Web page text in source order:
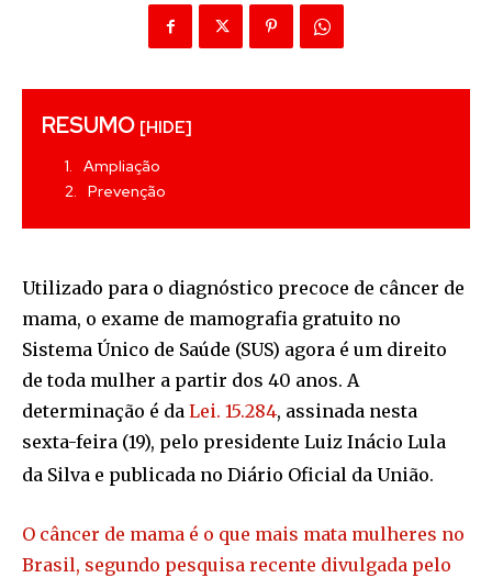
RESUMO [HIDE]
Ampliação
Prevenção
Utilizado para o diagnóstico precoce de câncer de
mama, o exame de mamografia gratuito no
Sistema Único de Saúde (SUS) agora é um direito
de toda mulher a partir dos 40 anos. A
determinação é da Lei. 15.284, assinada nesta
sexta-feira (19), pelo presidente Luiz Inácio Lula
da Silva e publicada no Diário Oficial da União.
O câncer de mama é o que mais mata mulheres no
Brasil, segundo pesquisa recente divulgada pelo